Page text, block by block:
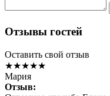
Отзывы гостей
Оставить свой отзыв
★★★★★
Мария
Отзыв: